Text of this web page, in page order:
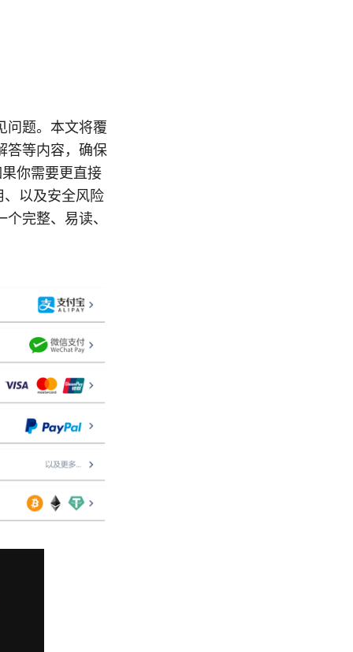
问题。本文将覆
答等内容，确保
你需要更直接
、以及安全风险
完整、易读、